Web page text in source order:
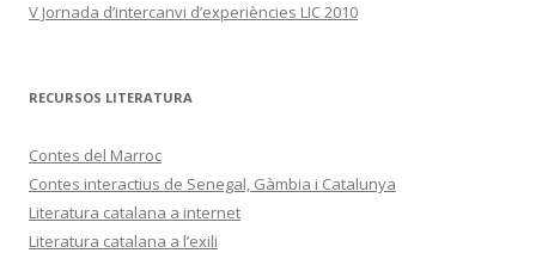
V Jornada d’intercanvi d’experiències LIC 2010
RECURSOS LITERATURA
Contes del Marroc
Contes interactius de Senegal, Gàmbia i Catalunya
Literatura catalana a internet
Literatura catalana a l’exili